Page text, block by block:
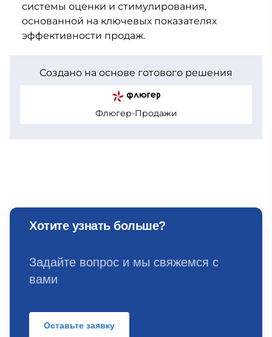
системы оценки и стимулирования,
основанной на ключевых показателях
эффективности продаж.
Создано на основе готового решения
Флюгер-Продажи
Хотите узнать больше?
Задайте вопрос и мы свяжемся с
вами
Оставьте заявку